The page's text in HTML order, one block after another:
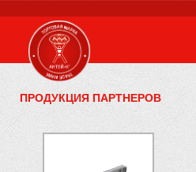
ПРОДУКЦИЯ ПАРТНЕРОВ